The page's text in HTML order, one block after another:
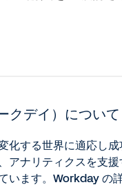
クデイ）について
化する世界に適応し成
アナリティクスを支
います。Workday の